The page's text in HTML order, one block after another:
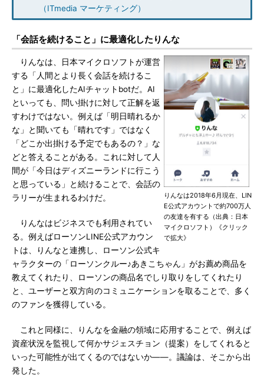
（ITmedia マーケティング）
「会話を続けること」に最適化したりんな
りんなは2018年6月現在、LIN
E公式アカウントで約700万人
の友達を有する（出典：日本
マイクロソフト）《クリック
で拡大》
りんなは、日本マイクロソフトが運営
する「人間とより長く会話を続けるこ
と」に最適化したAIチャットbotだ。AI
といっても、問い掛けに対して正解を返
すわけではない。例えば「明日晴れるか
な」と聞いても「晴れです」ではなく
「どこか出掛ける予定でもあるの？」な
どと答えることがある。これに対して人
間が「今日はディズニーランドに行こう
と思っている」と続けることで、会話の
ラリーが生まれるわけだ。
りんなはビジネスでも利用されてい
る。例えばローソンLINE公式アカウン
トは、りんなと連携し、ローソン公式キ
ャラクターの「ローソンクルー♪あきこちゃん」がお薦め商品を
教えてくれたり、ローソンの商品名でしり取りをしてくれたり
と、ユーザーと双方向のコミュニケーションを取ることで、多く
のファンを獲得している。
これと同様に、りんなを金融の領域に応用することで、例えば
資産状況を監視して何かサジェスチョン（提案）をしてくれると
いった可能性が出てくるのではないか――。議論は、そこから出
発した。